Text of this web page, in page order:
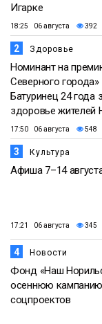
Игарке
18:25 06 августа 392
2 Здоровье
Номинант на
Северного города»
Батуринец 24 года
здоровье жителей
17:50 06 августа 548
3 Культура
Афиша 7–14
17:21 06 августа 345
4 Новости
Фонд «Наш
осеннюю
соцпроектов